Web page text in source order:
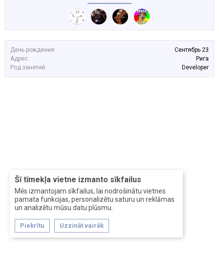
Šī tīmekļa vietne izmanto sīkfailus
Mēs izmantojam sīkfailus, lai nodrošinātu vietnes
pamata funkcijas, personalizētu saturu un reklāmas
un analizētu mūsu datu plūsmu.
Piekrītu Uzzināt vairāk
День рождения:
Сентябрь 23
Адрес:
Рига
Род занятий:
Developer